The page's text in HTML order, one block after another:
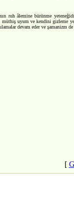
ruh âlemine bürünme
müthiş uyum ve kendini
devam eder ve şamanizm
[